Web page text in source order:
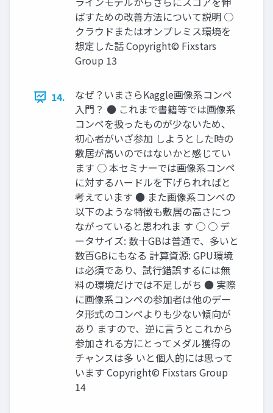
ばすための改善方法について説明 ○
クラウドまたはオンプレミス環境を
想定した話 Copyright© Fixstars
Group 13
14.
なぜ？いまさらKaggle画像系コンペ
入門？ ● これまで書籍等では画像系
コンペを扱ったものが少ないため、
初心者がいざ参加 しようとした時の
敷居が高いのではないかと感じてい
ます ○ 本セミナーでは画像系コンペ
に対するハードルを下げられればと
考えています ● また画像系コンペの
以下のような特徴も敷居の高さにつ
ながっていると思われま す ○ ○ デ
ータサイズ: 数十GBは普通で、多いと
数百GBにもなる 計算資源: GPU環境
は必須であり、試行錯誤するには無
料の環境だけでは不足しがち ● 実際
に画像系コンペの参加者は他のデー
タ形式のコンペよりも少ない傾向が
あり ますので、逆に言うとこれから
参加される方にとってメダル獲得の
チャンスは多 いと個人的には思って
います Copyright© Fixstars Group
14